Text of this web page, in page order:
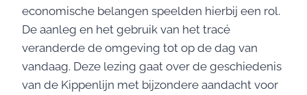
economische belangen speelden hierbij een rol.
De aanleg en het gebruik van het tracé
veranderde de omgeving tot op de dag van
vandaag. Deze lezing gaat over de geschiedenis
van de Kippenlijn met bijzondere aandacht voor